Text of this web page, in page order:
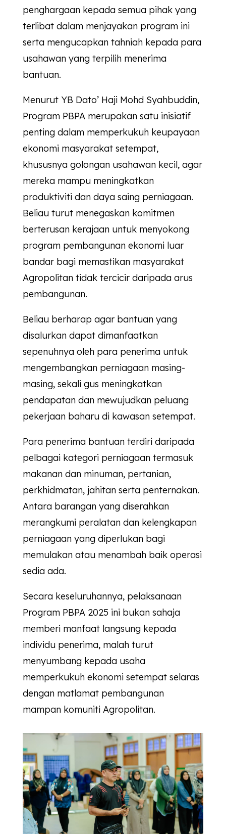
penghargaan kepada semua pihak yang
terlibat dalam menjayakan program ini
serta mengucapkan tahniah kepada para
usahawan yang terpilih menerima
bantuan.
Menurut YB Dato’ Haji Mohd Syahbuddin,
Program PBPA merupakan satu inisiatif
penting dalam memperkukuh keupayaan
ekonomi masyarakat setempat,
khususnya golongan usahawan kecil, agar
mereka mampu meningkatkan
produktiviti dan daya saing perniagaan.
Beliau turut menegaskan komitmen
berterusan kerajaan untuk menyokong
program pembangunan ekonomi luar
bandar bagi memastikan masyarakat
Agropolitan tidak tercicir daripada arus
pembangunan.
Beliau berharap agar bantuan yang
disalurkan dapat dimanfaatkan
sepenuhnya oleh para penerima untuk
mengembangkan perniagaan masing-
masing, sekali gus meningkatkan
pendapatan dan mewujudkan peluang
pekerjaan baharu di kawasan setempat.
Para penerima bantuan terdiri daripada
pelbagai kategori perniagaan termasuk
makanan dan minuman, pertanian,
perkhidmatan, jahitan serta penternakan.
Antara barangan yang diserahkan
merangkumi peralatan dan kelengkapan
perniagaan yang diperlukan bagi
memulakan atau menambah baik operasi
sedia ada.
Secara keseluruhannya, pelaksanaan
Program PBPA 2025 ini bukan sahaja
memberi manfaat langsung kepada
individu penerima, malah turut
menyumbang kepada usaha
memperkukuh ekonomi setempat selaras
dengan matlamat pembangunan
mampan komuniti Agropolitan.